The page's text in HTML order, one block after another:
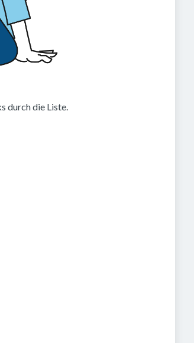
durch die Liste.